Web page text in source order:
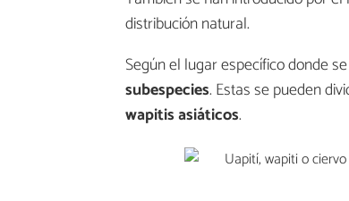
distribución natural.
Según el lugar específico donde
subespecies. Estas se pueden
wapitis asiáticos.